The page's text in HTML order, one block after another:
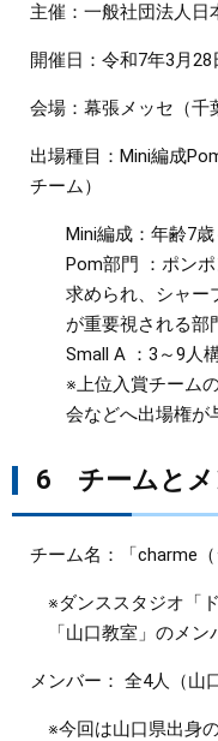
主催：一般社団法人日
開催日：令和7年3月28
会場：幕張メッセ（千
出場種目：Mini編成
チーム）
Mini編成：年齢7歳
Pom部門 ：ポン
求められ、シャー
が重要視される部
Small A ：3～9人
※上位入賞チーム
会などへ出場権が
6 チームとメ
チーム名：「charme（
※ダンススタジオ「
「山口教室」のメ
メンバー： 全4人（山
※今回は山口県出身